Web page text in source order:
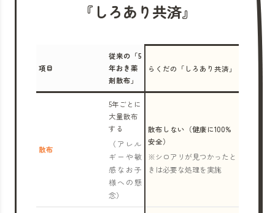
『しろあり共済』
項目
従来の「5
年おき薬
剤散布」
らくだの「しろあり共済」
散布
5年ごとに
大量散布
する
（アレル
ギーや敏
感なお子
様への懸
念）
散布しない（健康に100%
安全）
※シロアリが見つかったと
きは必要な処理を実施